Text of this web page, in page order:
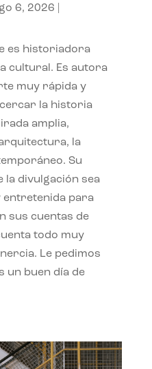
6, 2026
es historiadora
cultural. Es autora
muy rápida y
la historia
amplia,
la
Su
la divulgación sea
entretenida para
sus cuentas de
todo muy
Le pedimos
un buen día de